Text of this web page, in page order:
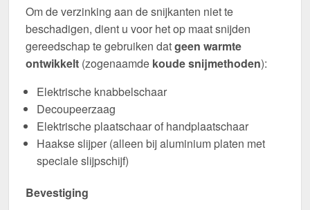
Om de verzinking aan de snijkanten niet te
beschadigen, dient u voor het op maat snijden
gereedschap te gebruiken datgeen warmte
ontwikkelt (zogenaamde koude snijmethoden):
Elektrische knabbelschaar
Decoupeerzaag
Elektrische plaatschaar of handplaatschaar
Haakse slijper (alleen bij aluminium platen met
speciale slijpschijf)
Bevestiging